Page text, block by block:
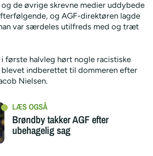
de øvrige skrevne medier uddybede
og AGF-direktøren lagde
var særdeles utilfreds med og træt
i første halvleg hørt nogle racistiske
blevet indberettet til dommeren efter
Nielsen.
Brøndby takker AGF efter
ubehagelig sag